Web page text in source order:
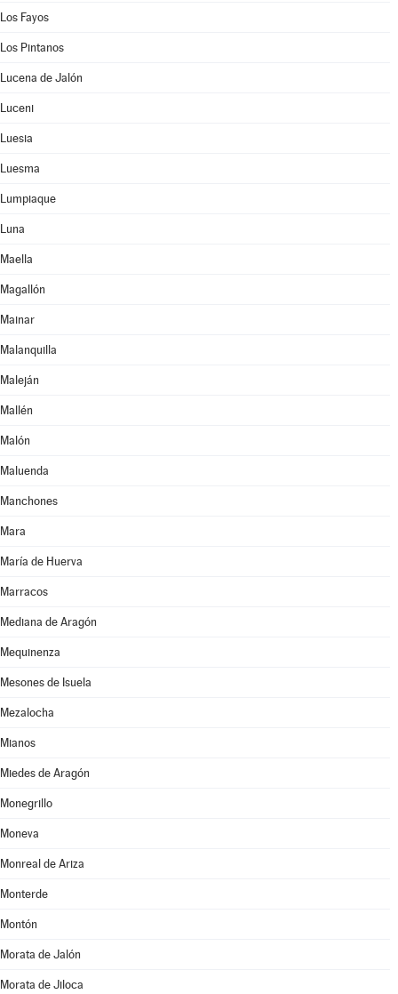
Los Fayos
Los Pintanos
Lucena de Jalón
Luceni
Luesia
Luesma
Lumpiaque
Luna
Maella
Magallón
Mainar
Malanquilla
Maleján
Mallén
Malón
Maluenda
Manchones
Mara
María de Huerva
Marracos
Mediana de Aragón
Mequinenza
Mesones de Isuela
Mezalocha
Mianos
Miedes de Aragón
Monegrillo
Moneva
Monreal de Ariza
Monterde
Montón
Morata de Jalón
Morata de Jiloca